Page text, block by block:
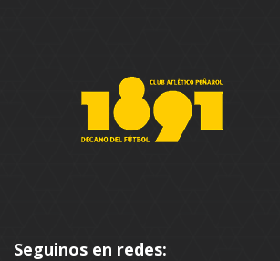
Seguinos en redes: